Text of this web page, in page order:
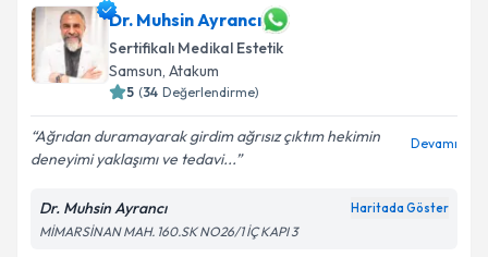
Dr. Muhsin Ayrancı
Sertifikalı Medikal Estetik
Samsun, Atakum
5 (34 Değerlendirme)
Ağrıdan duramayarak girdim ağrısız çıktım hekimin
deneyimi yaklaşımı ve tedavi...
Devamı
Dr. Muhsin Ayrancı Haritada Göster
MİMARSİNAN MAH. 160.SK NO26/1 İÇ KAPI 3